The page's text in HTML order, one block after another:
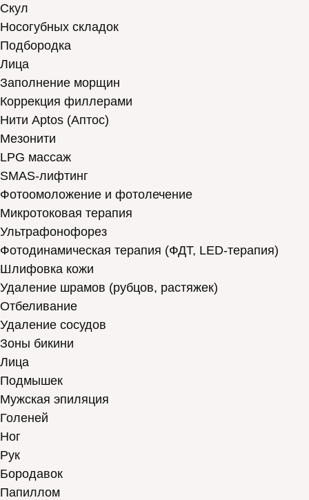
Скул
Носогубных складок
Подбородка
Лица
Заполнение морщин
Коррекция филлерами
Нити Aptos (Аптос)
Мезонити
LPG массаж
SMAS-лифтинг
Фотоомоложение и фотолечение
Микротоковая терапия
Ультрафонофорез
Фотодинамическая терапия (ФДТ, LED-терапия)
Шлифовка кожи
Удаление шрамов (рубцов, растяжек)
Отбеливание
Удаление сосудов
Зоны бикини
Лица
Подмышек
Мужская эпиляция
Голеней
Ног
Рук
Бородавок
Папиллом